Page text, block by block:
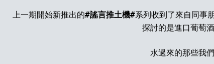
上一期開始新推出的#謠言推土機#系列收到了來自同事
探討的是進口葡萄
水過來的那些我